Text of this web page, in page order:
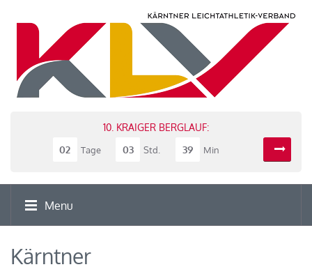
10. KRAIGER BERGLAUF:
02
Tage 03 Std. 39 Min
Menu
Kärntner